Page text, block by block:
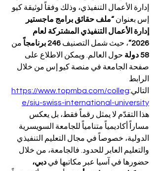
إدارة الأعمال التنفيذي، وذلك وفقاً لوثيقة كيو
إس بعنوان “ملف حقائق برامج ماجستير
إدارة الأعمال التنفيذي المشتركة لعام
2026” ، حيث شمل التصنيف 246 برنامجاً
من
58 دولة
حول العالم. ويمكن الاطلاع على
صفحة الجامعة في منصة كيو إس من خلال
الرابط
التالي:https://www.topmba.com/colleg
e/siu-swiss-international-university
هذا التقدّم لا يمثل رقماً فقط، بل يعكس
مساراً أكاديمياً متنامياً للجامعة السويسرية
الدولية، خصوصاً في مجال التعليم التنفيذي
والتعليم العابر للحدود. فالجامعة، من خلال
حضورها في آسيا عبر مكاتبها في دبي،